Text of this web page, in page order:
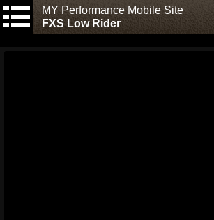
MY Performance Mobile Site
FXS Low Rider